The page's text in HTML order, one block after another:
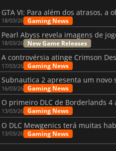
18/03/26 Gaming News
18/03/26 New Game Releases
17/03/26 Gaming News
16/03/26 Gaming News
13/03/26 Gaming News
O DLC Mewgenics terá muitas
13/03/26 Gaming News